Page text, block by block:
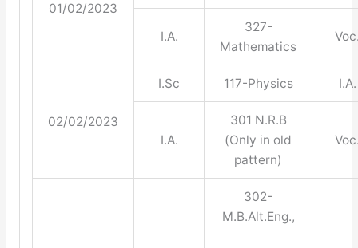
01/02/2023
I.A.
327-
Mathematics
02/02/2023
I.Sc 117-Physics I.A.
I.A.
301 N.R.B
(Only in old
pattern)
302-
M.B.Alt.Eng.,